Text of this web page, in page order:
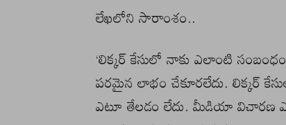
లేఖలోని సారాంశం..
‘లిక్కర్ కేసులో నాకు ఎలాంటి
పరమైన లాభం చేకూరలేదు. లిక్కర్
ఎటూ తేలడం లేదు. మీడియా విచారణ